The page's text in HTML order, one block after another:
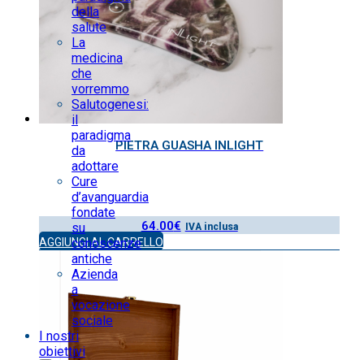
della
salute
La
medicina
che
vorremmo
Salutogenesi:
il
paradigma
da
adottare
Cure
d’avanguardia
fondate
su
conoscenze
antiche
Azienda
a
vocazione
sociale
I nostri
obiettivi
PIETRA GUASHA INLIGHT
64.00€ IVA inclusa
AGGIUNGI AL CARRELLO